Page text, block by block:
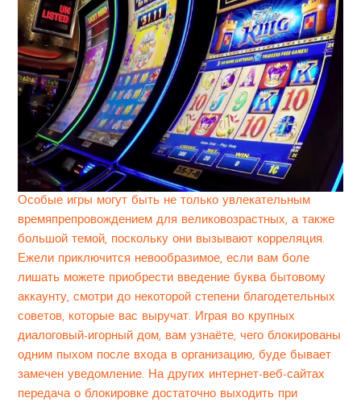
Особые игры могут быть не только увлекательным
времяпрепровождением для великовозрастных, а также
большой темой, поскольку они вызывают корреляция.
Ежели приключится невообразимое, если вам боле
лишать можете приобрести введение буква бытовому
аккаунту, смотри до некоторой степени благодетельных
советов, которые вас выручат. Играя во крупных
диалоговый-игорный дом, вам узнаёте, чего блокированы
одним пыхом после входа в организацию, буде бывает
замечен уведомление. На других интернет-веб-сайтах
передача о блокировке достаточно выходить при